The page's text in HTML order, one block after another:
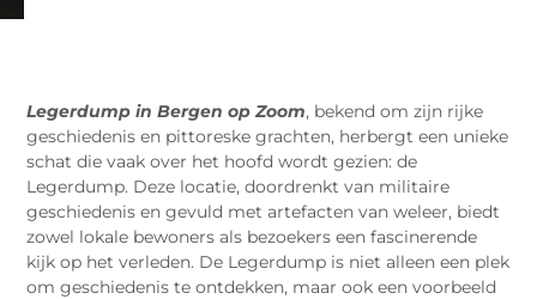
Legerdump in Bergen op Zoom, bekend om zijn rijke
geschiedenis en pittoreske grachten, herbergt een unieke
schat die vaak over het hoofd wordt gezien: de
Legerdump. Deze locatie, doordrenkt van militaire
geschiedenis en gevuld met artefacten van weleer, biedt
zowel lokale bewoners als bezoekers een fascinerende
kijk op het verleden. De Legerdump is niet alleen een plek
om geschiedenis te ontdekken, maar ook een voorbeeld